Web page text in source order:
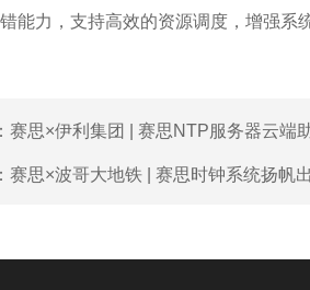
能力，支持高效的资源调度，增强系
赛思×伊利集团 | 赛思NTP服务器云端
赛思×波哥大地铁 | 赛思时钟系统扬帆